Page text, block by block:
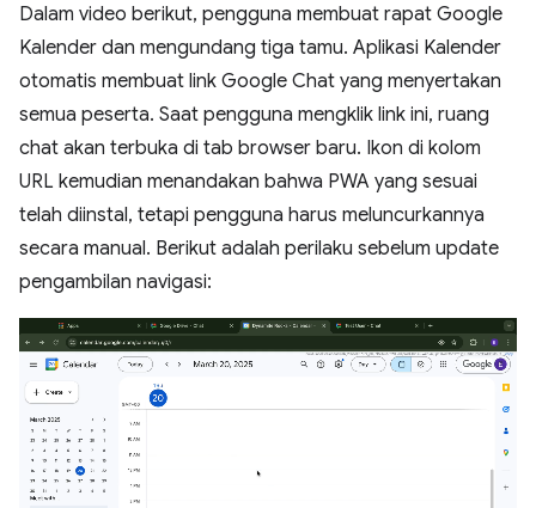
Dalam video berikut, pengguna membuat rapat Google
Kalender dan mengundang tiga tamu. Aplikasi Kalender
otomatis membuat link Google Chat yang menyertakan
semua peserta. Saat pengguna mengklik link ini, ruang
chat akan terbuka di tab browser baru. Ikon di kolom
URL kemudian menandakan bahwa PWA yang sesuai
telah diinstal, tetapi pengguna harus meluncurkannya
secara manual. Berikut adalah perilaku sebelum update
pengambilan navigasi: